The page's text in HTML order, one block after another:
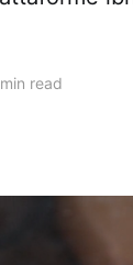
read